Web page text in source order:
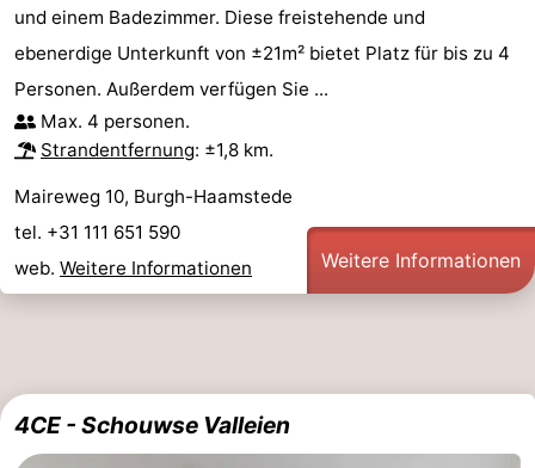
und einem Badezimmer. Diese freistehende und
ebenerdige Unterkunft von ±21m² bietet Platz für bis zu 4
Personen. Außerdem verfügen Sie ...
Max. 4 personen.
Strandentfernung: ±1,8 km.
Maireweg 10, Burgh-Haamstede
tel. +31 111 651 590
web. Weitere Informationen Weitere Informationen
4CE - Schouwse Valleien